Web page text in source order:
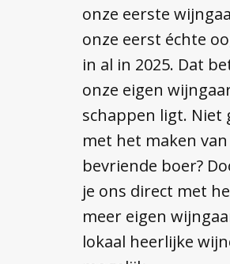
onze eerste
onze eerst échte
in al in 2025. Dat
onze eigen
schappen ligt. Niet
met het maken
bevriende boer?
je ons direct met
meer eigen
lokaal heerlijke